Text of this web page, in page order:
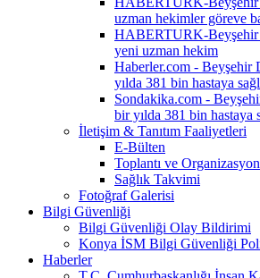
uzman hekimler göreve
HABERTURK-Beyşehir
yeni uzman hekim
Haberler.com - Beyşehir
yılda 381 bin hastaya
Sondakika.com -
bir yılda 381 bin hastaya
İletişim & Tanıtım Faaliyetleri
E-Bülten
Toplantı ve
Sağlık Takvimi
Fotoğraf Galerisi
Bilgi Güvenliği
Bilgi Güvenliği Olay Bildirimi
Konya İSM Bilgi Güvenliği
Haberler